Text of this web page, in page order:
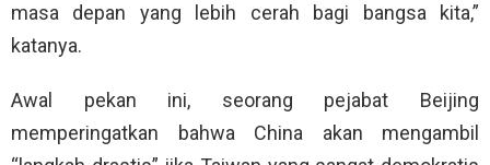
masa depan yang lebih cerah bagi bangsa kita,”
katanya.
Awal pekan ini, seorang pejabat Beijing
memperingatkan bahwa China akan mengambil